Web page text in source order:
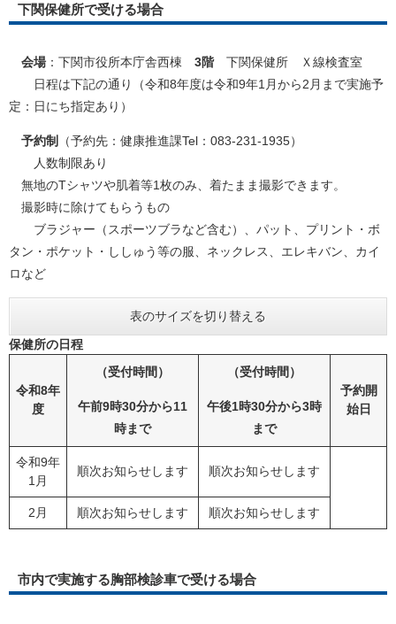
下関保健所で受ける場合
会場：下関市役所本庁舎西棟 3階 下関保健所 Ｘ線検査室
日程は下記の通り（令和8年度は令和9年1月から2月まで実施予
定：日にち指定あり）
予約制
（予約先：健康推進課Tel：083-231-1935）
人数制限あり
無地のTシャツや肌着等1枚のみ、着たまま撮影できます。
撮影時に除けてもらうもの
ブラジャー（スポーツブラなど含む）、パット、プリント・ボ
タン・ポケット・ししゅう等の服、ネックレス、エレキバン、カイ
ロなど
表のサイズを切り替える
保健所の日程
令和8年
度
（受付時間）
午前9時30分から11
時まで
（受付時間）
午後1時30分から3時
まで
予約開
始日
令和9年
1月
順次お知らせします 順次お知らせします
2月 順次お知らせします 順次お知らせします
市内で実施する胸部検診車で受ける場合